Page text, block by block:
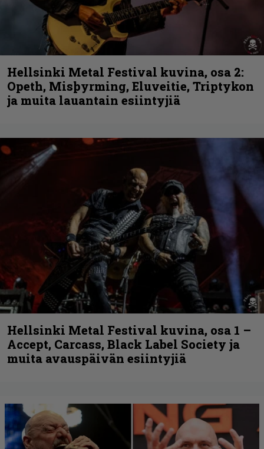
Hellsinki Metal Festival kuvina, osa 2:
Opeth, Misþyrming, Eluveitie, Triptykon
ja muita lauantain esiintyjiä
Hellsinki Metal Festival kuvina, osa 1 –
Accept, Carcass, Black Label Society ja
muita avauspäivän esiintyjiä